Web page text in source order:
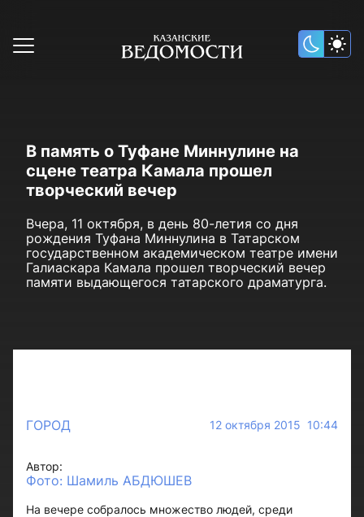
В память о Туфане Миннулине на
сцене театра Камала прошел
творческий вечер
Вчера, 11 октября, в день 80-летия со дня
рождения Туфана Миннулина в Татарском
государственном академическом театре имени
Галиаскара Камала прошел творческий вечер
памяти выдающегося татарского драматурга.
ГОРОД 12 октября 2015 10:44
Автор:
Фото: Шамиль АБДЮШЕВ
На вечере собралось множество людей, среди